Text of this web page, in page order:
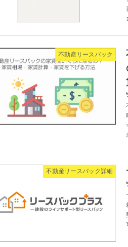
不動産リースバック
不動産リースバック詳細